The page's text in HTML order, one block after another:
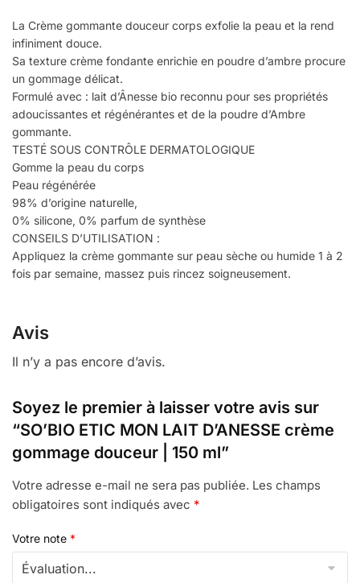
150
ml
La Crème gommante douceur corps exfolie la peau et la rend
infiniment douce.
Sa texture crème fondante enrichie en poudre d’ambre procure
un gommage délicat.
Formulé avec : lait d’Ânesse bio reconnu pour ses propriétés
adoucissantes et régénérantes et de la poudre d’Ambre
gommante.
TESTÉ SOUS CONTRÔLE DERMATOLOGIQUE
Gomme la peau du corps
Peau régénérée
98% d’origine naturelle,
0% silicone, 0% parfum de synthèse
CONSEILS D’UTILISATION :
Appliquez la crème gommante sur peau sèche ou humide 1 à 2
fois par semaine, massez puis rincez soigneusement.
Avis
Il n’y a pas encore d’avis.
Soyez le premier à laisser votre avis sur
“SO’BIO ETIC MON LAIT D’ANESSE crème
gommage douceur | 150 ml”
Votre adresse e-mail ne sera pas publiée. Les champs
obligatoires sont indiqués avec *
Votre note *